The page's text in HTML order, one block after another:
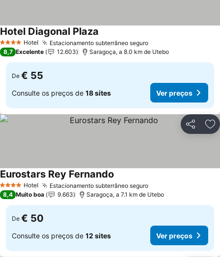
4 EstrelasHotel Estacionamento subterrâneo seguro
Hotel Diagonal Plaza
8,7 Excelente 12.603 Saragoça, a 8.0 km de Utebo
De € 55
Consulte os preços de 18 sites Ver preços
Partilhar
4 EstrelasHotel Estacionamento subterrâneo seguro
Eurostars Rey Fernando
8,4 Muito boa 9.663 Saragoça, a 7.1 km de Utebo
De € 50
Consulte os preços de 12 sites Ver preços